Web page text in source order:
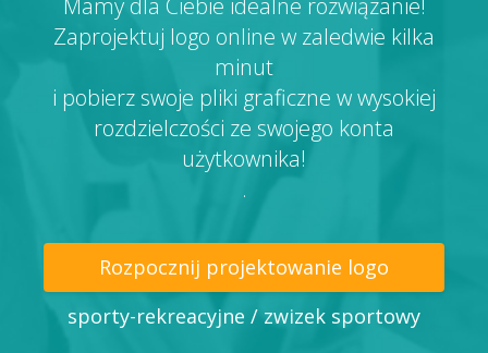
O nas
Blog
ZALOGUJ SIĘ
Mamy dla Ciebie idealne rozwiązanie!
Zaprojektuj logo online w zaledwie kilka
minut
i pobierz swoje pliki graficzne w wysokiej
rozdzielczości ze swojego konta
użytkownika!
.
Rozpocznij projektowanie logo
sporty-rekreacyjne / zwizek sportowy